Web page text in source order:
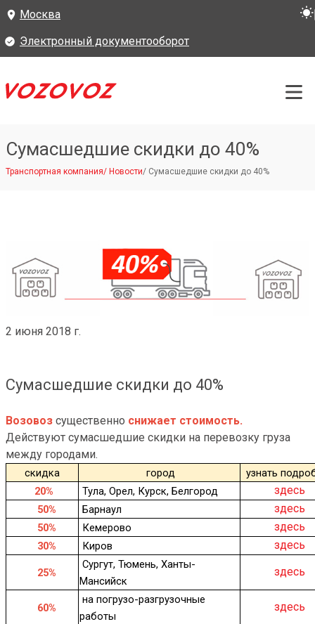
Москва
Электронный документооборот
Сумасшедшие скидки до 40%
Транспортная компания/ Новости/ Сумасшедшие скидки до 40%
2 июня 2018 г.
Сумасшедшие скидки до 40%
Возовоз существенно снижает стоимость.
Действуют сумаcшедшие скидки на перевозку груза
между городами.
скидка город
узнать
20%
Тула, Орел, Курск, Белгород здесь
50% Барнаул здесь
50% Кемерово здесь
30% Киров здесь
25%
Сургут, Тюмень, Ханты-
Мансийск
здесь
60%
на погрузо-разгрузочные
работы
здесь